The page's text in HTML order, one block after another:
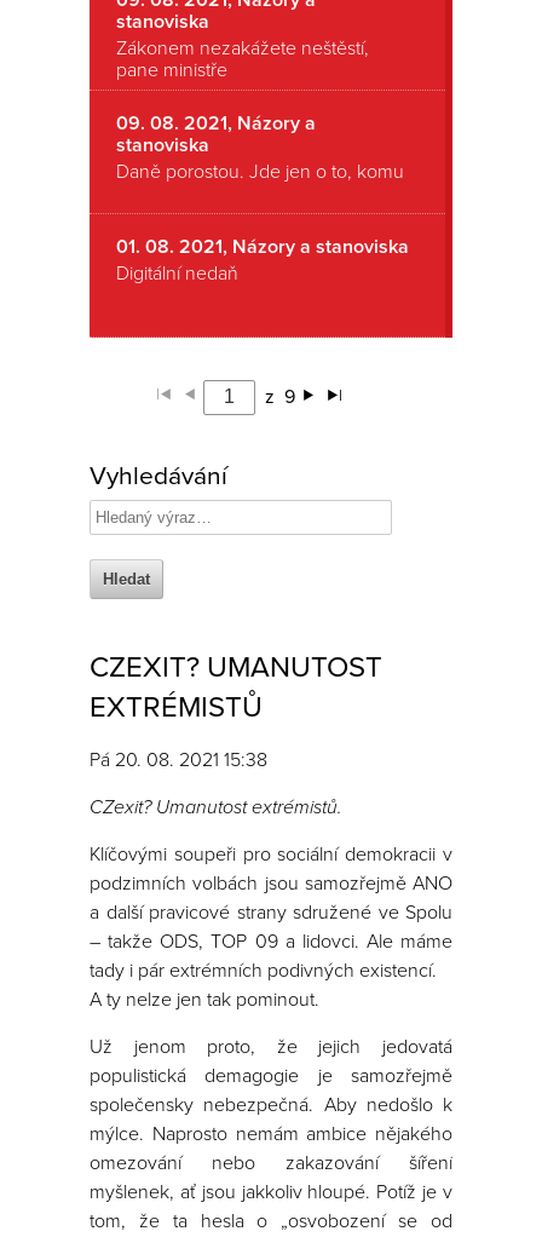
stanoviska
Zákonem nezakážete neštěstí,
pane ministře
09. 08. 2021, Názory a
stanoviska
Daně porostou. Jde jen o to, komu
01. 08. 2021, Názory a stanoviska
Digitální nedaň
z 9
Vyhledávání
CZEXIT? UMANUTOST
EXTRÉMISTŮ
Pá 20. 08. 2021 15:38
CZexit? Umanutost extrémistů.
Klíčovými soupeři pro sociální demokracii v
podzimních volbách jsou samozřejmě ANO
a další pravicové strany sdružené ve Spolu
– takže ODS, TOP 09 a lidovci. Ale máme
tady i pár extrémních podivných existencí.
A ty nelze jen tak pominout.
Už jenom proto, že jejich jedovatá
populistická demagogie je samozřejmě
společensky nebezpečná. Aby nedošlo k
mýlce. Naprosto nemám ambice nějakého
omezování nebo zakazování šíření
myšlenek, ať jsou jakkoliv hloupé. Potíž je v
tom, že ta hesla o „osvobození se od